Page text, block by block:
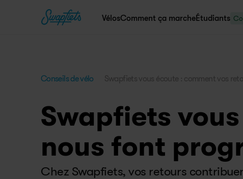
VélosComment ça marcheÉtudiants
Conseils de vélo Swapfiets vous écoute : comment vos
Swapfiets
nous font
Chez Swapfiets, vos retours